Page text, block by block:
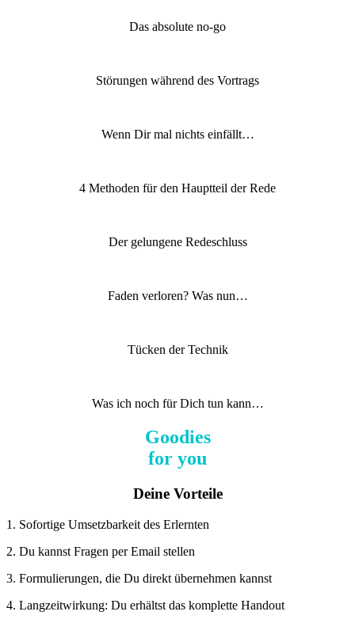
Das absolute no-go
Störungen während des Vortrags
Wenn Dir mal nichts einfällt…
4 Methoden für den Hauptteil der Rede
Der gelungene Redeschluss
Faden verloren? Was nun…
Tücken der Technik
Was ich noch für Dich tun kann…
Goodies
for you
Deine Vorteile
1. Sofortige Umsetzbarkeit des Erlernten
2. Du kannst Fragen per Email stellen
3. Formulierungen, die Du direkt übernehmen kannst
4. Langzeitwirkung: Du erhältst das komplette Handout